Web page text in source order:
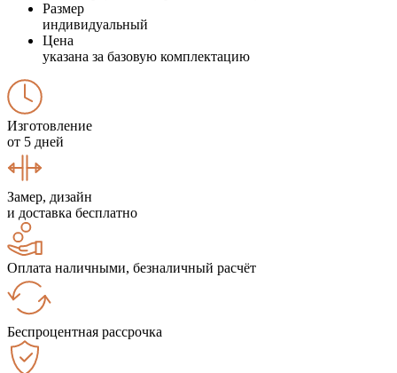
Размер
индивидуальный
Цена
указана за базовую комплектацию
Изготовление
от 5 дней
Замер, дизайн
и доставка бесплатно
Оплата наличными, безналичный расчёт
Беспроцентная рассрочка